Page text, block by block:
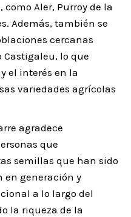
Aler, Purroy de la
Además, también se
cercanas
Castigaleu, lo que
el interés en la
variedades agrícolas
agradece
que
semillas que han sido
en generación y
a lo largo del
la riqueza de la